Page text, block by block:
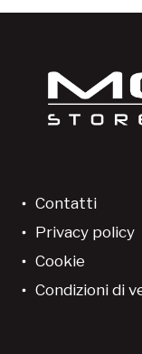
Contatti
Privacy policy
Cookie
Condizioni di